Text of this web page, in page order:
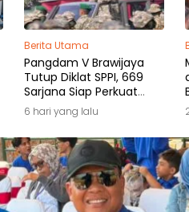
Berita Utama
Pangdam V Brawijaya
Tutup Diklat SPPI, 669
Sarjana Siap Perkuat
Koperasi Desa dan
Kampung Nelayan
6 hari yang lalu